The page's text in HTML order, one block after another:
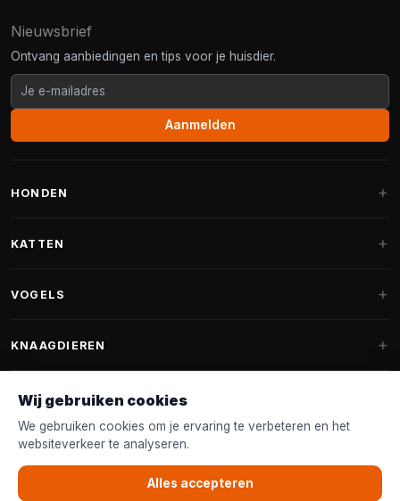
Nieuwsbrief
Ontvang aanbiedingen en tips voor je huisdier.
Aanmelden
HONDEN
Fantail hondenmanden
Hondenspeelgoed
Halsband & Lijn
Shampoo & Verzorging
KATTEN
Krabpalen voor Maine Coon
Kattenmanden
VOGELS
Vogelvoer binnenvogels
Voederhuisjes
Nestkastjes & Nesting
Tuinvogelvoer
KNAAGDIEREN
Knaagdierenvoer
Accessoires
KLANTENSERVICE
Wij gebruiken cookies
We gebruiken cookies om je ervaring te verbeteren en het
websiteverkeer te analyseren.
Alles accepteren